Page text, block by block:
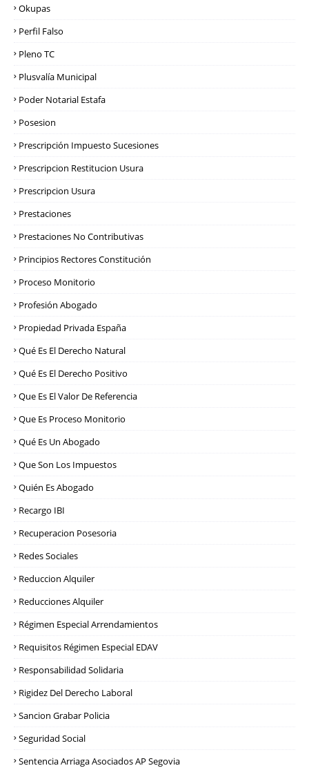
Okupas
Perfil Falso
Pleno TC
Plusvalía Municipal
Poder Notarial Estafa
Posesion
Prescripción Impuesto Sucesiones
Prescripcion Restitucion Usura
Prescripcion Usura
Prestaciones
Prestaciones No Contributivas
Principios Rectores Constitución
Proceso Monitorio
Profesión Abogado
Propiedad Privada España
Qué Es El Derecho Natural
Qué Es El Derecho Positivo
Que Es El Valor De Referencia
Que Es Proceso Monitorio
Qué Es Un Abogado
Que Son Los Impuestos
Quién Es Abogado
Recargo IBI
Recuperacion Posesoria
Redes Sociales
Reduccion Alquiler
Reducciones Alquiler
Régimen Especial Arrendamientos
Requisitos Régimen Especial EDAV
Responsabilidad Solidaria
Rigidez Del Derecho Laboral
Sancion Grabar Policia
Seguridad Social
Sentencia Arriaga Asociados AP Segovia